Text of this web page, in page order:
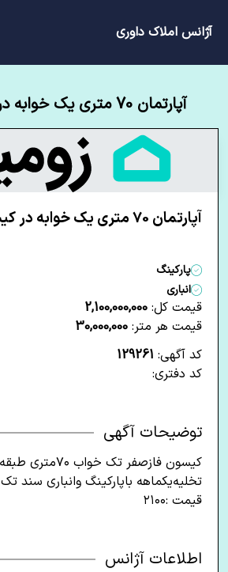
آژانس املاک داوری
آپارتمان 70 متری یک خوابه در کیسون پرند
آپارتمان 70 متری یک خوابه در کیسون پرند
پارکینگ
انباری
قیمت کل:2,100,000,000
قیمت هر متر:30,000,000
کد آگهی: 129261
کد دفتری:
توضیحات آگهی
کیسون فازصفر تک
تخلیه‌یکماهه باپارکینگ وانباری سند
قیمت :۲۱۰۰
اطلاعات آژانس